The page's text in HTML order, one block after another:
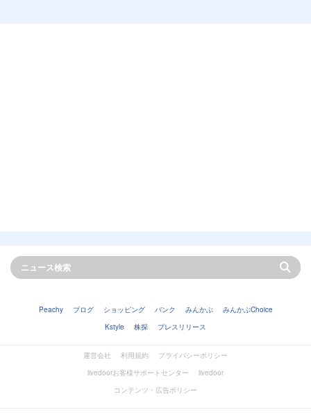
Peachy ブログ ショッピング バンク みんかぶ
みんかぶChoice
Kstyle
株探 プレスリリース
運営会社 利用規約
プライバシーポリシー
livedoorお客様サポートセンター
livedoor
コンテンツ・広告ポリシー